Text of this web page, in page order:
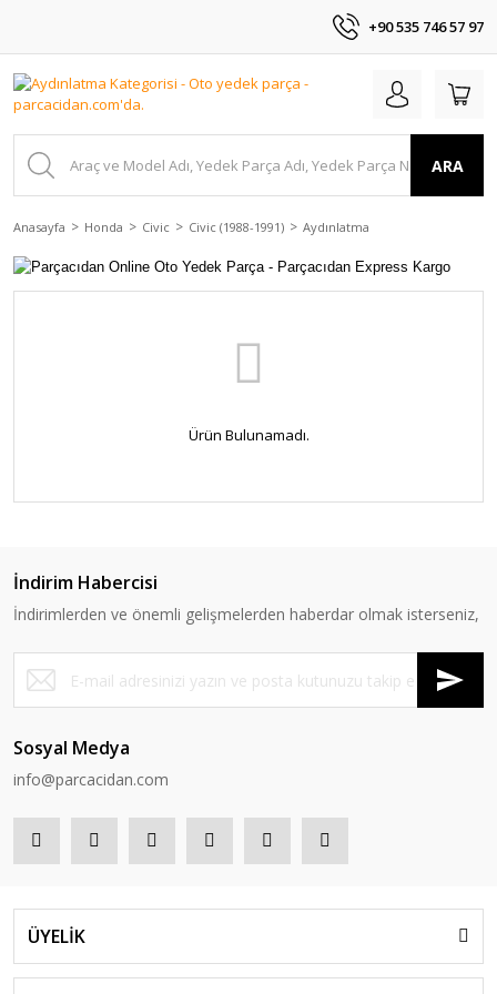
+90 535 746 57 97
ARA
Anasayfa Honda Civic Civic (1988-1991) Aydınlatma
Ürün Bulunamadı.
İndirim Habercisi
İndirimlerden ve önemli gelişmelerden haberdar olmak isterseniz,
Sosyal Medya
info@parcacidan.com
ÜYELİK